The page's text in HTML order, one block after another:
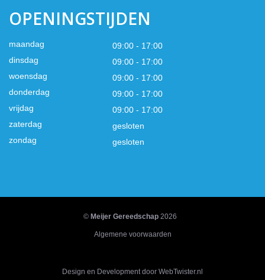
OPENINGSTIJDEN
maandag
09:00 - 17:00
dinsdag
09:00 - 17:00
woensdag
09:00 - 17:00
donderdag
09:00 - 17:00
vrijdag
09:00 - 17:00
zaterdag
gesloten
zondag
gesloten
© Meijer Gereedschap 2026
Algemene voorwaarden
Design en Development door WebTwister.nl